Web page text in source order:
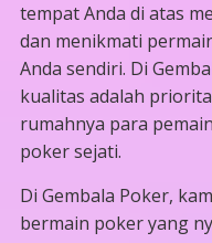
tempat Anda di atas
dan menikmati
Anda sendiri. Di
kualitas adalah
rumahnya para
poker sejati.
Di Gembala Poker,
bermain poker yang